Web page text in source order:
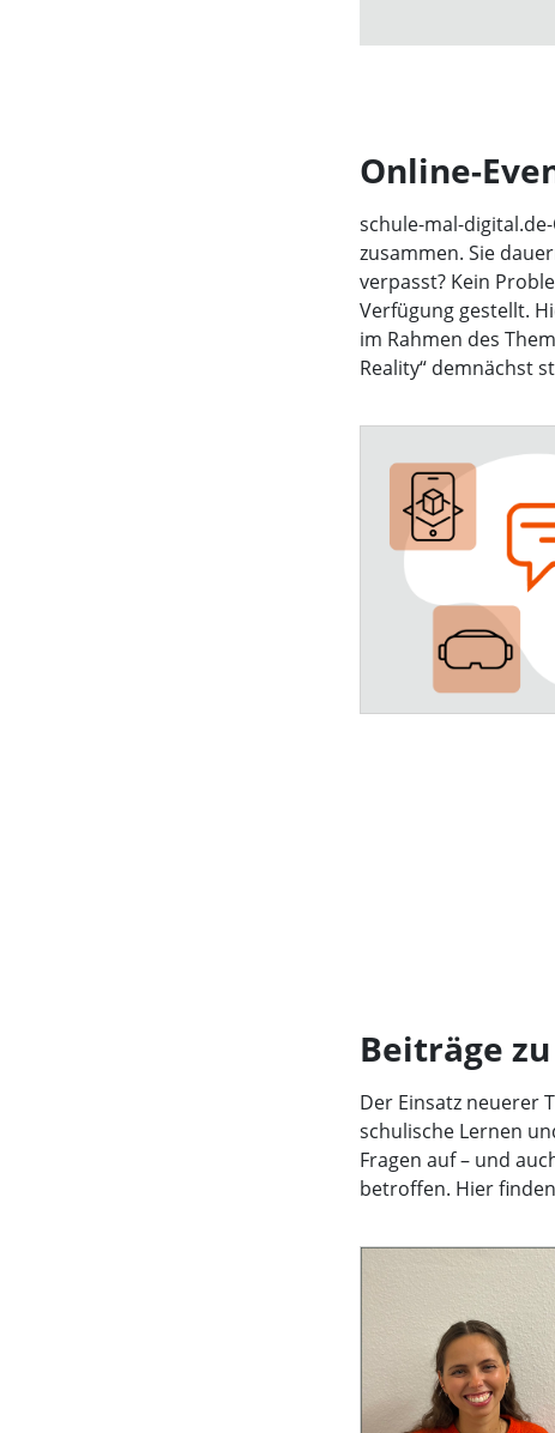
Online-
schule-mal-
zusammen. Sie
verpasst? Kein
Verfügung gestellt.
im Rahmen des
Reality“ demnächst
Beiträge
Der Einsatz neuerer
schulische Lernen
Fragen auf – und
betroffen. Hier